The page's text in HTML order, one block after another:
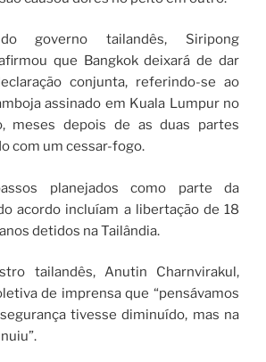
governo tailandês, Siripong
que Bangkok deixará de dar
conjunta, referindo-se ao
assinado em Kuala Lumpur no
meses depois de as duas partes
com um cessar-fogo.
planejados como parte da
acordo incluíam a libertação de 18
detidos na Tailândia.
tailandês, Anutin Charnvirakul,
de imprensa que “pensávamos
tivesse diminuído, mas na